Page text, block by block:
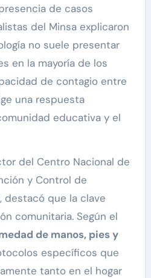
de casos
del Minsa explicaron
no suele presentar
en la mayoría de los
de contagio entre
una respuesta
educativa y el
del Centro Nacional de
y Control de
destacó que la clave
comunitaria. Según el
de manos, pies y
específicos que
tanto en el hogar